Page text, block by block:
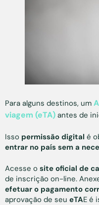
Para alguns destinos, um
viagem (eTA) antes de
Isso permissão digital é
entrar no país sem a
Acesse o site oficial de
de inscrição on-line.
efetuar o pagamento
aprovação de seu eTAE é